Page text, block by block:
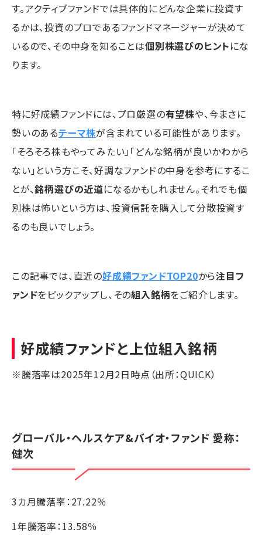
す。アクティブファンドでは具体的にどんな企業に投資す
るかは、投資のプロであるファンドマネージャーが決めて
いるので、その中身を知ることは個別株選びのヒントにな
ります。
特に好成績ファンドには、プロ厳選の有望株や、今まさに
勢いのあるテーマ株が含まれている可能性があります。
「そろそろ株もやってみたい」「どんな銘柄が良いかわから
ない」という方こそ、好調なファンドの中身を参考にするこ
とが、銘柄選びの近道になるかもしれません。それでも個
別株は怖いという方は、投資信託を購入して分散投資す
るのも良いでしょう。
この記事では、直近の好成績ファンドTOP20から注目フ
ァンドをピックアップし、その組入銘柄をご紹介します。
好成績ファンドと上位組入銘柄
※騰落率は2025年12月2日時点（出所：QUICK）
グローバル・ヘルスケア&バイオ・ファンド 愛称：
健次
3カ月騰落率：27.22％
1年騰落率：13.58％